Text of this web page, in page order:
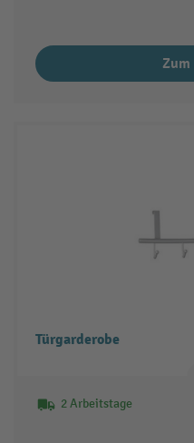
Türgarderobe
2 Arbeitstage